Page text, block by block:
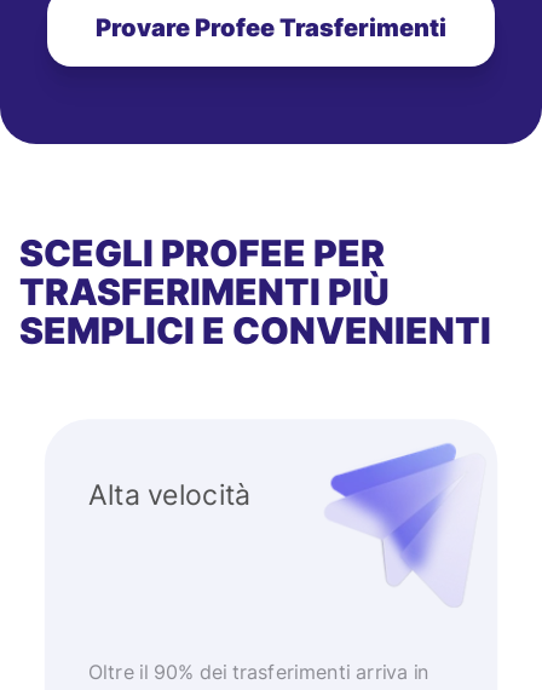
Provare Profee Trasferimenti
SCEGLI PROFEE PER
TRASFERIMENTI PIÙ
SEMPLICI E CONVENIENTI
Alta velocità
Oltre il 90% dei trasferimenti arriva in